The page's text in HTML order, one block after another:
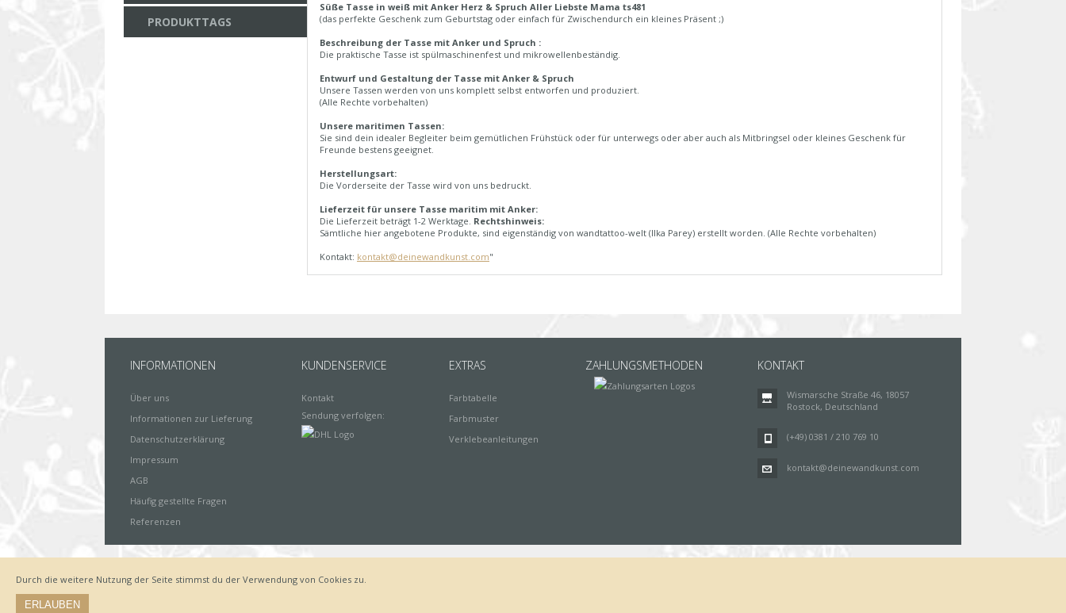
PRODUKTTAGS
Süße Tasse in weiß mit Anker Herz & Spruch Aller Liebste Mama ts481
(das perfekte Geschenk zum Geburtstag oder einfach für Zwischendurch ein kleines Präsent ;)
Beschreibung der Tasse mit Anker und Spruch :
Die praktische Tasse ist spülmaschinenfest und mikrowellenbeständig.
Entwurf und Gestaltung der Tasse mit Anker & Spruch
Unsere Tassen werden von uns komplett selbst entworfen und produziert.
(Alle Rechte vorbehalten)
Unsere maritimen Tassen:
Sie sind dein idealer Begleiter beim gemütlichen Frühstück oder für unterwegs oder aber auch als Mitbringsel oder kleines Geschenk für
Freunde bestens geeignet.
Herstellungsart:
Die Vorderseite der Tasse wird von uns bedruckt.
Lieferzeit für unsere Tasse maritim mit Anker:
Die Lieferzeit beträgt 1-2 Werktage. Rechtshinweis:
Sämtliche hier angebotene Produkte, sind eigenständig von wandtattoo-welt (Ilka Parey) erstellt worden. (Alle Rechte vorbehalten)
Kontakt: kontakt@deinewandkunst.com"
INFORMATIONEN
Über uns
Informationen zur Lieferung
Datenschutzerklärung
Impressum
AGB
Häufig gestellte Fragen
Referenzen
KUNDENSERVICE
Kontakt
Sendung verfolgen:
EXTRAS
Farbtabelle
Farbmuster
Verklebeanleitungen
ZAHLUNGSMETHODEN KONTAKT
Wismarsche Straße 46, 18057
Rostock, Deutschland
(+49) 0381 / 210 769 10
kontakt@deinewandkunst.com
Durch die weitere Nutzung der Seite stimmst du der Verwendung von Cookies zu.
ERLAUBEN